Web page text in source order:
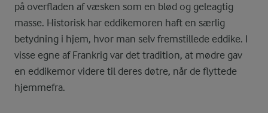
på overfladen af væsken som en blød og geleagtig
masse. Historisk har eddikemoren haft en særlig
betydning i hjem, hvor man selv fremstillede eddike. I
visse egne af Frankrig var det tradition, at mødre gav
en eddikemor videre til deres døtre, når de flyttede
hjemmefra.